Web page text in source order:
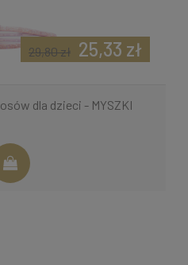
dla dzieci - MYSZKI
25,33 zł
29,80 zł